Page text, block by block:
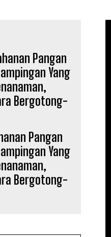
Pangan
Yang
Bergotong-